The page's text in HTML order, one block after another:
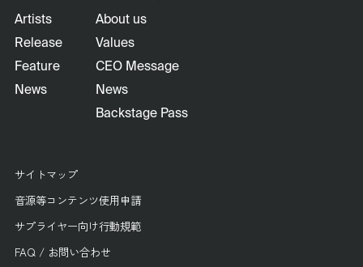
Artists
Release
Feature
News
About us
Values
CEO Message
News
Backstage Pass
サイトマップ
音源等コンテンツ使用申請
サプライヤー向け行動規範
FAQ / お問い合わせ